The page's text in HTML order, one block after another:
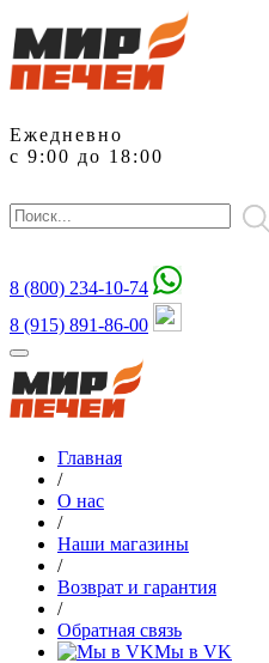
Ежедневно
с 9:00 до 18:00
8 (800) 234-10-74
8 (915) 891-86-00
Главная
/
О нас
/
Наши магазины
/
Возврат и гарантия
/
Обратная связь
Мы в VK